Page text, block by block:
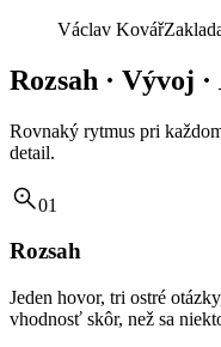
Václav Kovář
Rozsah · Vývoj ·
Rovnaký rytmus pri
detail.
01
Rozsah
Jeden hovor, tri ostré
vhodnosť skôr, než sa